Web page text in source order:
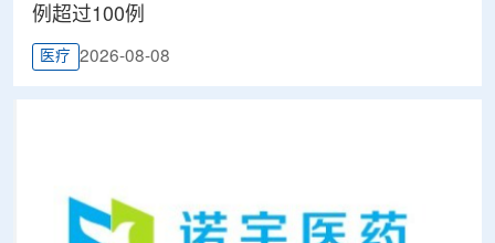
例超过100例
医疗 2026-08-08